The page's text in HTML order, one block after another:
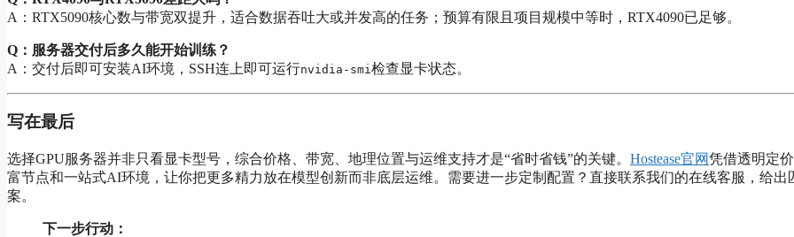
A：RTX5090核心数与带宽双提升，适合数据吞吐大或并发高的任务；预算有限且项目规模中等时，RTX4090已足够。
Q：服务器交付后多久能开始训练？
A：交付后即可安装AI环境，SSH连上即可运行nvidia-smi 检查显卡状态。
写在最后
选择GPU服务器并非只看显卡型号，综合价格、带宽、地理位置与运维支持才是“省时省钱”的关键。 Hostease官网凭借透明定
富节点和一站式AI环境，让你把更多精力放在模型创新而非底层运维。需要进一步定制配置？直接联系我们的在线客服，给出
案。
下一步行动：